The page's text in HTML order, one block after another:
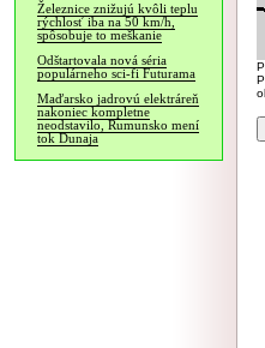
Železnice znižujú kvôli teplu
rýchlosť iba na 50 km/h,
spôsobuje to meškanie
Odštartovala nová séria
populárneho sci-fi Futurama
Maďarsko jadrovú elektráreň
nakoniec kompletne
neodstavilo, Rumunsko mení
tok Dunaja